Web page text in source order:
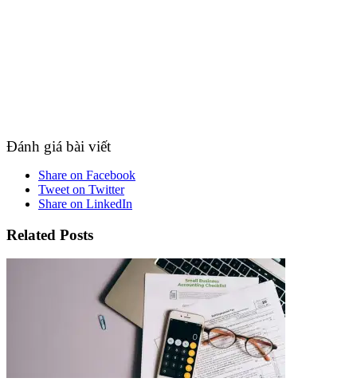
Đánh giá bài viết
Share on Facebook
Tweet on Twitter
Share on LinkedIn
Related Posts